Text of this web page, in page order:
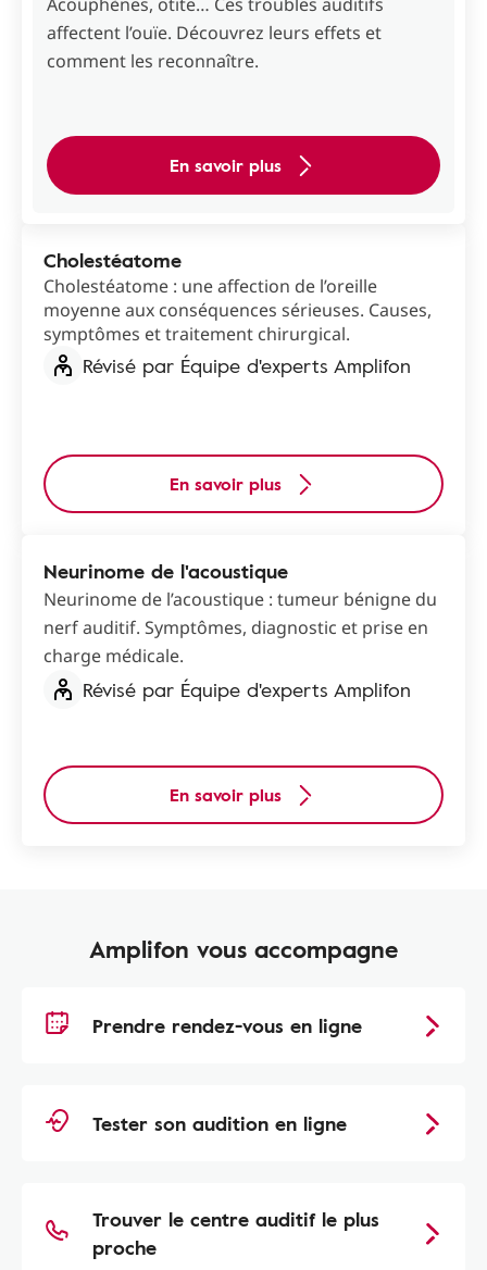
affectent l’ouïe. Découvrez leurs effets et
comment les reconnaître.
En savoir plus
Cholestéatome
Cholestéatome : une affection de l’oreille
moyenne aux conséquences sérieuses. Causes,
symptômes et traitement chirurgical.
Révisé par Équipe d'experts Amplifon
En savoir plus
Neurinome de l'acoustique
Neurinome de l’acoustique : tumeur bénigne du
nerf auditif. Symptômes, diagnostic et prise en
charge médicale.
Révisé par Équipe d'experts Amplifon
En savoir plus
Amplifon vous accompagne
Prendre rendez-vous en ligne
Tester son audition en ligne
Trouver le centre auditif le plus
proche